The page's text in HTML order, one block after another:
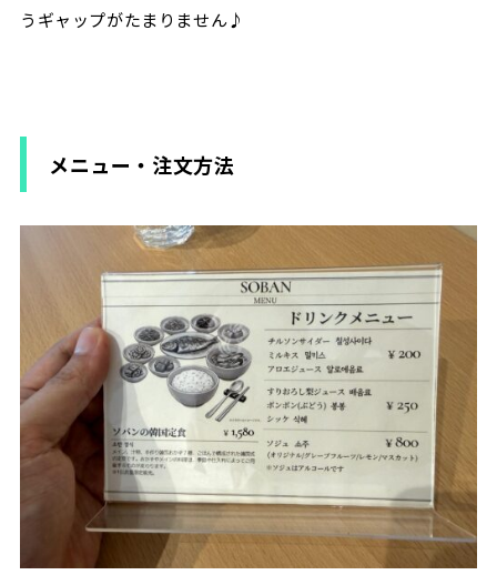
うギャップがたまりません♪
メニュー・注文方法